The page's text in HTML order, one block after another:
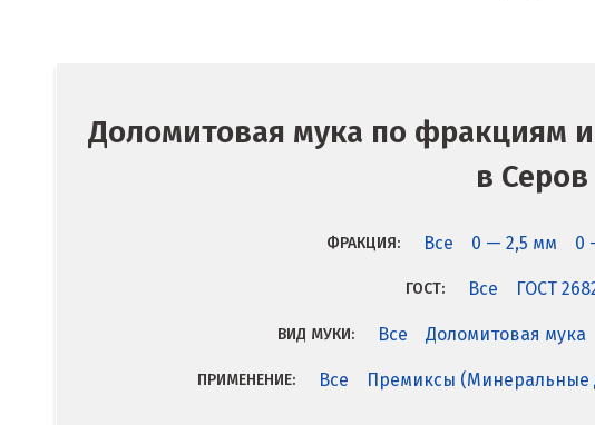
Доломитовая мука по фракциям
в Серов
ФРАКЦИЯ: Все 0 — 2,5 мм 0
ГОСТ: Все ГОСТ
ВИД МУКИ: Все Доломитовая мука
ПРИМЕНЕНИЕ: Все Премиксы (Минеральные